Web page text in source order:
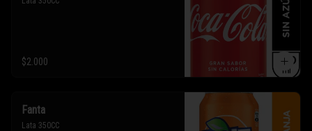
$2.000
Fanta
Lata 350CC